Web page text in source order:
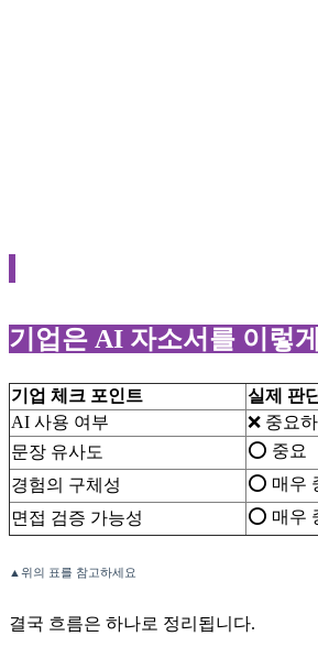
기업은 AI 자소서를 이렇
기업 체크 포인트
실제 판
AI 사용 여부
❌ 중요
문장 유사도
⭕ 중요
경험의 구체성
⭕ 매우
면접 검증 가능성
⭕ 매우
▲위의 표를 참고하세요
결국 흐름은 하나로 정리됩니다.